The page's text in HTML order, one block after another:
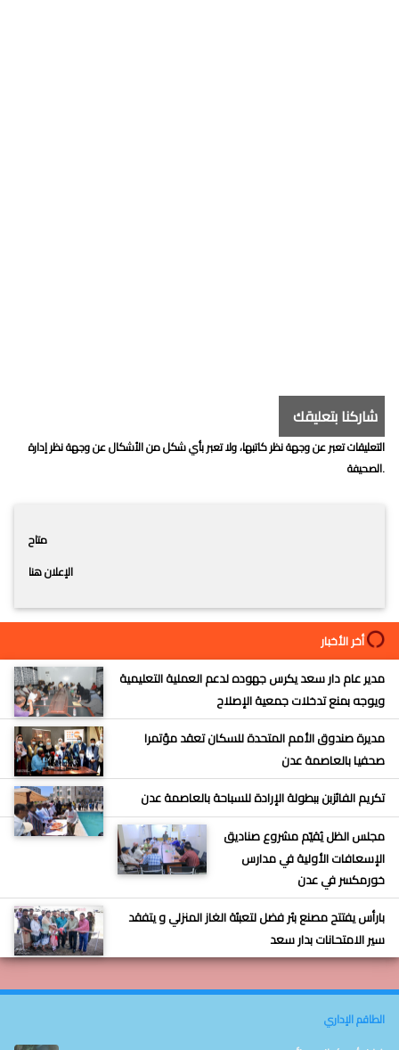
شاركنا بتعليقك
التعليقات تعبر عن وجهة نظر كاتبها، ولا تعبر بأي شكل من الأشكال عن وجهة نظر إدارة
الصحيفة.
متاح
الإعلان هنا
أخر الأخبار
مدير عام دار سعد يكرس جهوده لدعم العملية التعليمية
ويوجه بمنع تدخلات جمعية الإصلاح
مديرة صندوق الأمم المتحدة للسكان تعقد مؤتمرا
صحفيا بالعاصمة عدن
تكريم الفائزبن ببطولة الإرادة للسباحة بالعاصمة عدن
مجلس الظل يُقيّم مشروع صناديق
الإسعافات الأولية في مدارس
خورمكسر في عدن
‏بارأس يفتتح مصنع بئر فضل لتعبئة الغاز المنزلي و يتفقد
سير الامتحانات بدار سعد
الطاقم الإداري